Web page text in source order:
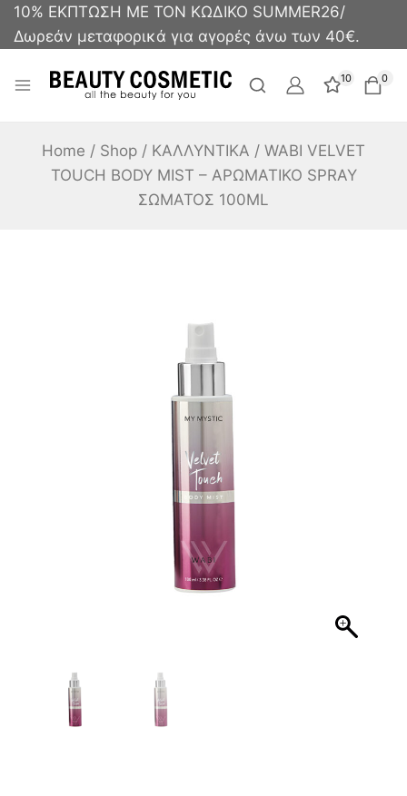
10% ΕΚΠΤΩΣΗ ΜΕ ΤΟΝ ΚΩΔΙΚΟ SUMMER26/
Δωρεάν μεταφορικά για αγορές άνω των 40€.
10 0
Home / Shop / ΚΑΛΛΥΝΤΙΚΑ / WABI VELVET
TOUCH BODY MIST – ΑΡΩΜΑΤΙΚΟ SPRAY
ΣΩΜΑΤΟΣ 100ML